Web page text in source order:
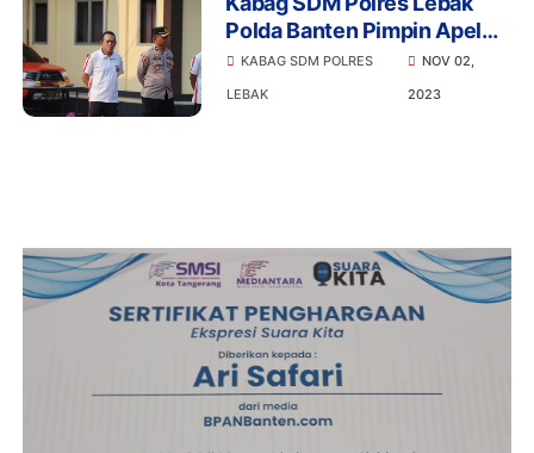
Polda Banten Pimpin Apel
Pagi dan Olah Raga Bersama
di Halaman Mako Polres
KABAG SDM POLRES
LEBAK
NOV 02,
2023